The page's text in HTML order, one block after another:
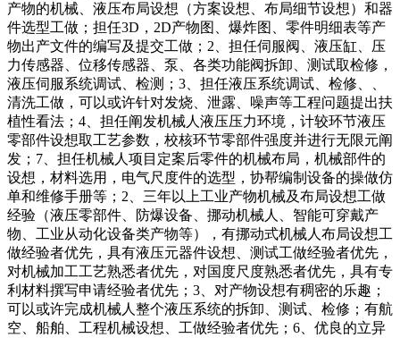
产物的机械、液压布局设想（方案设想、布局细节设想）和器
件选型工做；担任3D，2D产物图、爆炸图、零件明细表等产
物出产文件的编写及提交工做；2、担任伺服阀、液压缸、压
力传感器、位移传感器、泵、各类功能阀拆卸、测试取检修，
液压伺服系统调试、检测；3、担任液压系统调试、检修、、
清洗工做，可以或许针对发烧、泄露、噪声等工程问题提出扶
植性看法；4、担任阐发机械人液压压力环境，计较环节液压
零部件设想取工艺参数，校核环节零部件强度并进行无限元阐
发；7、担任机械人项目定案后零件的机械布局，机械部件的
设想，材料选用，电气尺度件的选型，协帮编制设备的操做仿
单和维修手册等；2、三年以上工业产物机械及布局设想工做
经验（液压零部件、防爆设备、挪动机械人、智能可穿戴产
物、工业从动化设备类产物等），有挪动式机械人布局设想工
做经验者优先，具有液压元器件设想、测试工做经验者优先，
对机械加工工艺熟悉者优先，对国度尺度熟悉者优先，具有专
利材料撰写申请经验者优先；3、对产物设想有稠密的乐趣；
可以或许完成机械人整个液压系统的拆卸、测试、检修；有航
空、船舶、工程机械设想、工做经验者优先；6、优良的立异